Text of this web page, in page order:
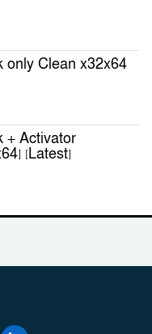
only Clean x32x64
+ Activator
[Latest]